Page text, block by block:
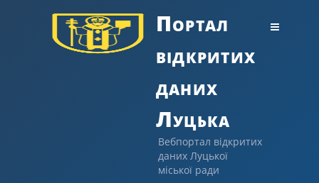
Портал
відкритих
даних
Луцька
Вебпортал відкритих
даних Луцької
міської ради